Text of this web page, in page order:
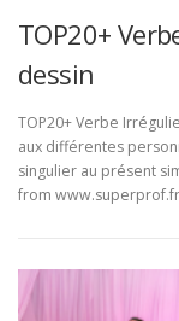
TOP20+
dessin
TOP20+ Verbe
aux différentes
singulier au présent
from